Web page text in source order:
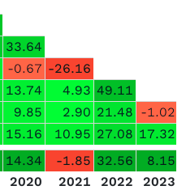
33.64
-0.67 -26.16
13.74 4.93 49.11
9.85 2.90 21.48 -1.02
15.16 10.95 27.08 17.32
14.34 -1.85 32.56 8.15
2020 2021 2022 2023